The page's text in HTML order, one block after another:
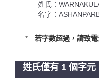
姓氏：
名字：
若字數超過，請致
姓氏僅有 1 個字元